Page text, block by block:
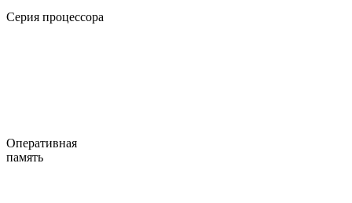
Серия процессора
Оперативная
память